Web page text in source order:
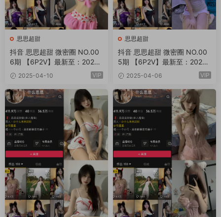
思思超甜
抖音 思思超甜 微密圈 NO.00
6期 【6P2V】最新至：2025.
4.132025-04-10 VIP
思思超甜
抖音 思思超甜 微密圈 NO.00
5期 【6P2V】最新至：2025.
4.92025-04-06 VIP